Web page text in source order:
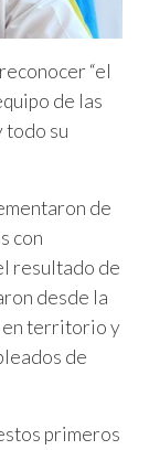
“el
de las
todo su
de
con
resultado de
desde la
en territorio y
de
primeros